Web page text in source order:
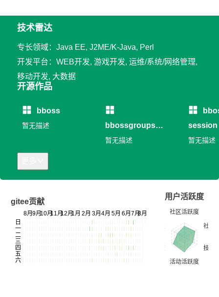
技术雷达
专长领域：Java EE, J2ME/K-Java, Perl
开发平台：WEB开发, 游戏开发, 运维/系统/网络管理,
移动开发, 大数据
开源作品
bboss
暂无描述
bbossgroups
RPC
暂无描述
session
暂无描述
gitee贡献
用户活跃度